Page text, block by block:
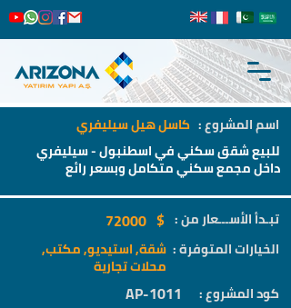
اسم المشروع :
للبيع شقق سكني في اسطنبول - سيليفري
داخل مجمع سكني متكامل وبسعر رائع
كاسل هيل سيليفري
تبـدأ الأســـعار من : 72000
الخيارات المتوفرة : شقة, استيديو, مكتب,
محلات تجارية
كود المشروع :
AP-1011
$